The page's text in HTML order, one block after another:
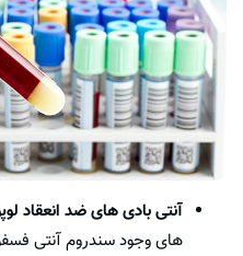
آنتی بادی های ضد انعقاد
های وجود سندروم آنتی